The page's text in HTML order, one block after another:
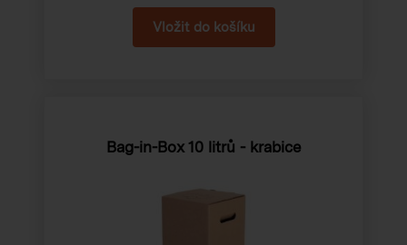
Bag-in-Box 10 litrů - krabice